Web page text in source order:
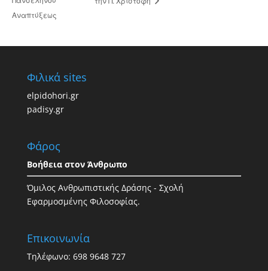
Αναπτύξεως
Φιλικά sites
elpidohori.gr
padisy.gr
Φάρος
Βοήθεια στον Άνθρωπο
Όμιλος Ανθρωπιστικής Δράσης - Σχολή
Εφαρμοσμένης Φιλοσοφίας.
Επικοινωνία
Τηλέφωνο: 698 9648 727